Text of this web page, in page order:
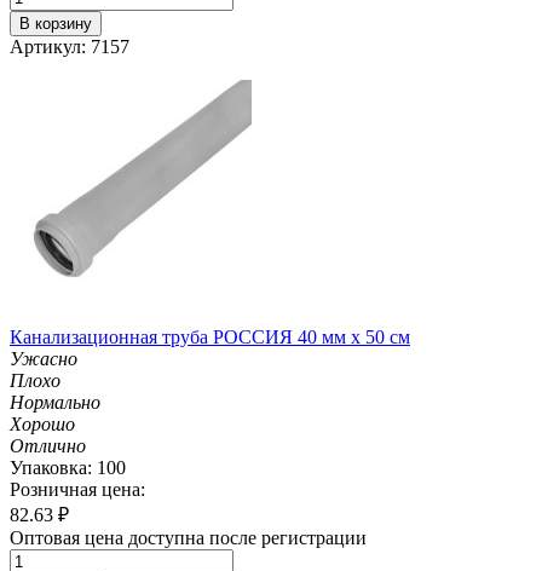
В корзину
Артикул: 7157
Канализационная труба РОССИЯ 40 мм х 50 см
Ужасно
Плохо
Нормально
Хорошо
Отлично
Упаковка: 100
Розничная цена:
82.63 ₽
Оптовая цена доступна после регистрации